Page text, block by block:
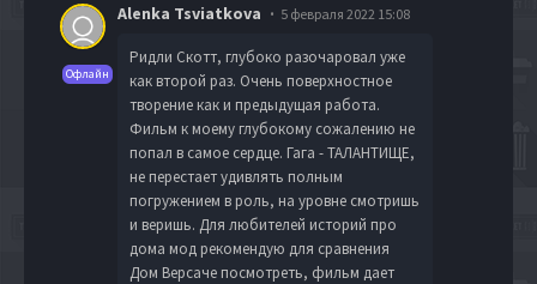
Офлайн
Alenka Tsviatkova 5 февраля 2022 15:08
Ридли Скотт, глубоко разочаровал уже
как второй раз. Очень поверхностное
творение как и предыдущая работа.
Фильм к моему глубокому сожалению не
попал в самое сердце. Гага - ТАЛАНТИЩЕ,
не перестает удивлять полным
погружением в роль, на уровне смотришь
и веришь. Для любителей историй про
дома мод рекомендую для сравнения
Дом Версаче посмотреть, фильм дает